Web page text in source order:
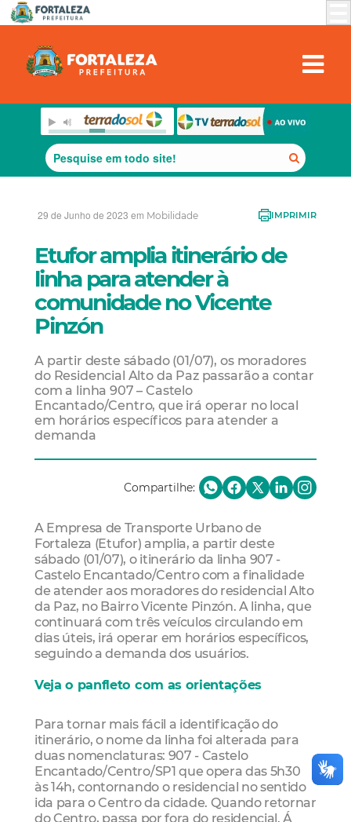
29 de Junho de 2023 em Mobilidade IMPRIMIR
Etufor amplia itinerário de
linha para atender à
comunidade no Vicente
Pinzón
A partir deste sábado (01/07), os moradores
do Residencial Alto da Paz passarão a contar
com a linha 907 – Castelo
Encantado/Centro, que irá operar no local
em horários específicos para atender a
demanda
Compartilhe:
A Empresa de Transporte Urbano de
Fortaleza (Etufor) amplia, a partir deste
sábado (01/07), o itinerário da linha 907 -
Castelo Encantado/Centro com a finalidade
de atender aos moradores do residencial Alto
da Paz, no Bairro Vicente Pinzón. A linha, que
continuará com três veículos circulando em
dias úteis, irá operar em horários específicos,
seguindo a demanda dos usuários.
Veja o panfleto com as orientações
Para tornar mais fácil a identificação do
itinerário, o nome da linha foi alterada para
duas nomenclaturas: 907 - Castelo
Encantado/Centro/SP1 que opera das 5h30
às 14h, contornando o residencial no sentido
ida para o Centro da cidade. Quando retornar
do Centro, passa por fora do residencial. Á